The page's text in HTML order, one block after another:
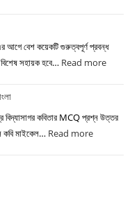
MCQ
|
বাংলা
আগে বেশ কয়েকটি গুরুত্বপূর্ণ প্রবন্ধ
সহায়ক হবে… Read more:
দিবস
বিদ্যাসাগর কবিতার MCQ প্রশ্ন উত্তর
কবি মাইকেল… Read more: